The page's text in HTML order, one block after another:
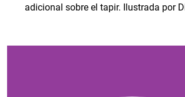
adicional sobre el tapir. Ilustrada por